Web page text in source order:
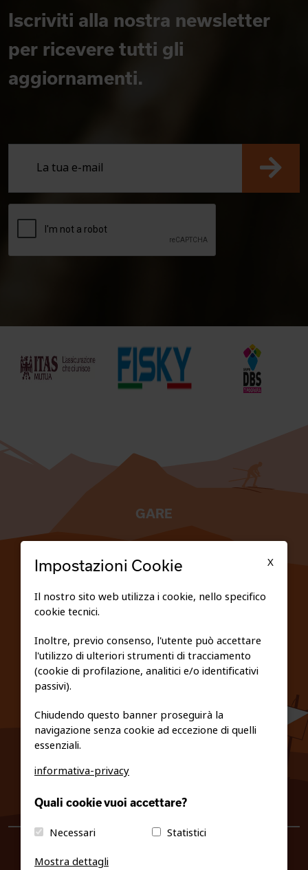
Iscriviti alla nostra newsletter
per ricevere tutti gli
aggiornamenti.
GARE
PRIVACY E COOKIE POLICY
info@fiso.it|fiso@pec-mail.eu
X
Impostazioni Cookie
Il nostro sito web utilizza i cookie, nello specifico
cookie tecnici.
Inoltre, previo consenso, l'utente può accettare
l'utilizzo di ulteriori strumenti di tracciamento
(cookie di profilazione, analitici e/o identificativi
passivi).
Chiudendo questo banner proseguirà la
navigazione senza cookie ad eccezione di quelli
essenziali.
informativa-privacy
Quali cookie vuoi accettare?
Necessari
Statistici
Mostra dettagli